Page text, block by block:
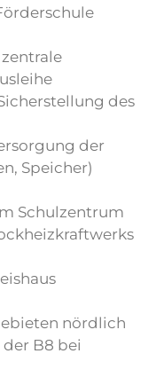
des
der
Speicher)
Schulzentrum
nördlich
B8 bei